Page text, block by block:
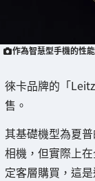
作為智慧型手機的性
徠卡品牌的「
售。
其基礎機型為夏
相機，但實際上
定客層購買，這